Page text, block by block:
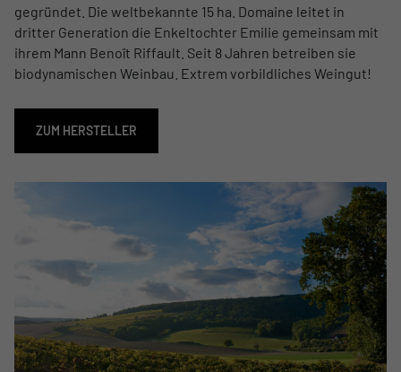
gegründet. Die weltbekannte 15 ha. Domaine leitet in
dritter Generation die Enkeltochter Emilie gemeinsam mit
ihrem Mann Benoît Riffault. Seit 8 Jahren betreiben sie
biodynamischen Weinbau. Extrem vorbildliches Weingut!
ZUM HERSTELLER